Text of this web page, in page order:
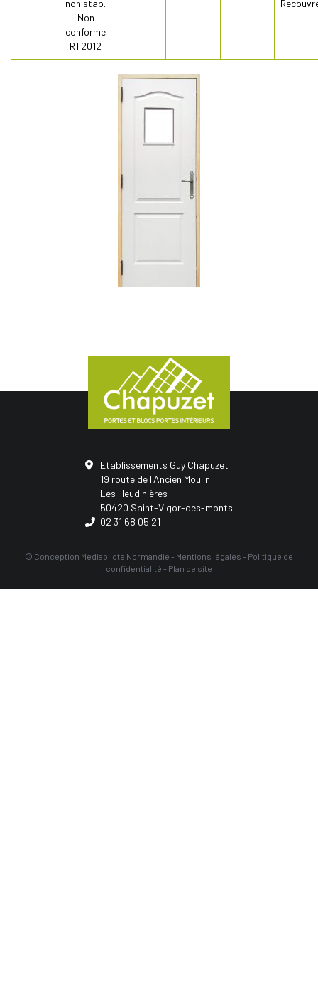
non stab.
Non
conforme
RT2012
Etablissements Guy Chapuzet
19 route de l'Ancien Moulin
Les Heudinières
50420 Saint-Vigor-des-monts
02 31 68 05 21
© Conception Mediapilote Normandie - Mentions légales - Politique de
confidentialité - Plan de site